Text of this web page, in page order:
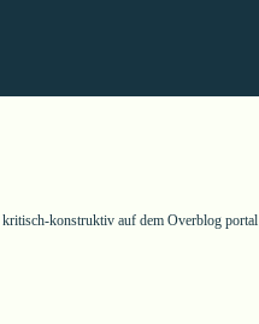
kritisch-konstruktivauf dem Overblog portal